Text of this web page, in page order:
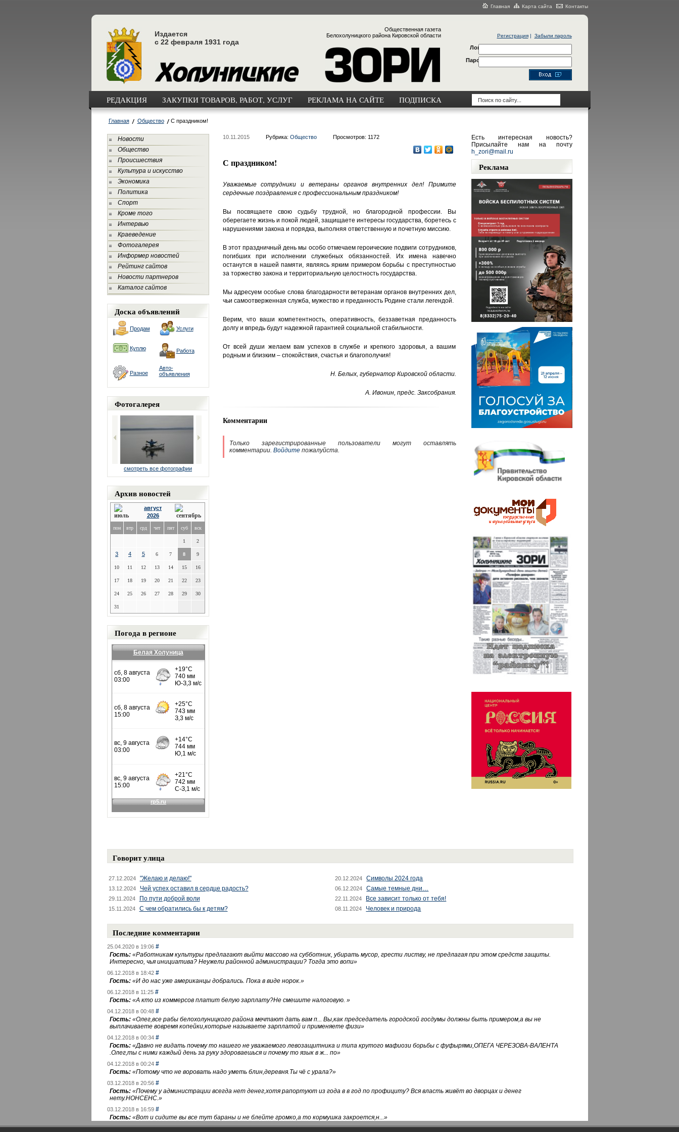
Главная Карта сайта Контакты
Издается
с 22 февраля 1931 года
Общественная газета
Белохолуницкого района Кировской области
Регистрация| Забыли пароль
Логин
Пароль
РЕДАКЦИЯ ЗАКУПКИ ТОВАРОВ, РАБОТ, УСЛУГ РЕКЛАМА НА САЙТЕ ПОДПИСКА
Главная Общество С праздником!
Новости
Общество
Происшествия
Культура и искусство
Экономика
Политика
Спорт
Кроме того
Интервью
Краеведение
Фотогалерея
Информер новостей
Рейтинг сайтов
Новости партнеров
Каталог сайтов
Доска объявлений
Продам Услуги
Куплю Работа
Разное
Авто-
объявления
Фотогалерея
смотреть все фотографии
Архив новостей
август
2026
пон втр срд чет пят суб вск
1 2
3 4 5 6 7 8 9
10 11 12 13 14 15 16
17 18 19 20 21 22 23
24 25 26 27 28 29 30
31
Погода в регионе
Белая Холуница
10.11.2015 Рубрика: Общество Просмотров: 1172
С праздником!
Уважаемые сотрудники и ветераны органов внутренних дел! Примите
сердечные поздравления с профессиональным праздником!
Вы посвящаете свою судьбу трудной, но благородной профессии. Вы
оберегаете жизнь и покой людей, защищаете интересы государства, боретесь с
нарушениями закона и порядка, выполняя ответственную и почетную миссию.
В этот праздничный день мы особо отмечаем героические подвиги сотрудников,
погибших при исполнении служебных обязанностей. Их имена навечно
останутся в нашей памяти, являясь ярким примером борьбы с преступностью
за торжество закона и территориальную целостность государства.
Мы адресуем особые слова благодарности ветеранам органов внутренних дел,
чьи самоотверженная служба, мужество и преданность Родине стали легендой.
Верим, что ваши компетентность, оперативность, беззаветная преданность
долгу и впредь будут надежной гарантией социальной стабильности.
От всей души желаем вам успехов в службе и крепкого здоровья, а вашим
родным и близким – спокойствия, счастья и благополучия!
Н. Белых, губернатор Кировской области.
А. Ивонин, предс. Заксобрания.
Комментарии
Только зарегистрированные пользователи могут оставлять
комментарии. Войдитепожалуйста.
Есть интересная новость?
Присылайте нам на почту
h_zori@mail.ru
Реклама
Говорит улица
27.12.2024 "Желаю и делаю!" 20.12.2024 Символы 2024 года
13.12.2024 Чей успех оставил в сердце радость? 06.12.2024 Самые темные дни…
29.11.2024 По пути доброй воли 22.11.2024 Все зависит только от тебя!
15.11.2024 С чем обратились бы к детям? 08.11.2024 Человек и природа
Последние комментарии
25.04.2020 в 19:06 #
Гость: «Работникам культуры предлагают выйти массово на субботник, убирать мусор, грести листву, не предлагая при этом средств защиты.
Интересно, чья инициатива? Неужели районной администрации? Тогда это вопи»
06.12.2018 в 18:42 #
Гость: «И до нас уже американцы добрались. Пока в виде норок.»
06.12.2018 в 11:25 #
Гость: «А кто из коммерсов платит белую зарплату?Не смешите налоговую. »
04.12.2018 в 00:48 #
Гость: «Олег,все рабы белохолуницкого района мечтают дать вам п... Вы,как председатель городской госдумы должны быть примером,а вы не
выплачиваете вовремя копейки,которые называете зарплатой и применяете физи»
04.12.2018 в 00:34 #
Гость: «Давно не видать почему то нашего не уважаемого левозащитника и типа крутого мафиози борьбы с фуфырями,ОПЕГА ЧЕРЕЗОВА-ВАЛЕНТА
.Олег,ты с ними каждый день за руку здороваешься и почему то язык в ж... по»
04.12.2018 в 00:24 #
Гость: «Потому что не воровать надо уметь блин,деревня.Ты чё с урала?»
03.12.2018 в 20:56 #
Гость: «Почему у администрации всегда нет денег,хотя рапортуют из года в в год по профициту? Вся власть живёт во дворцах и денег
нету.НОНСЕНС.»
03.12.2018 в 16:59 #
Гость: «Вот и сидите вы все тут бараны и не блейте громко,а то кормушка закроется,н...»